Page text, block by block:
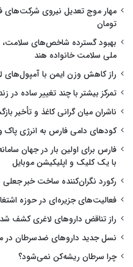
تومان
بهبود گسترده شاخص‌های سلامت،
ملی سلامت خانواده هند
راز کاهش وزن ایمن با آمپول‌های
تمرکز بیشتر با چند تغییر ساده در
ناشران میان گرانی کاغذ و تأخیر
کودهای دامی فارس به انرژی پاک
فارس برای اولین بار در جهان
با یک کلیک و اپلیکیشن موبایل
رکورد نگران‌کننده ساخت خبر
فعالیت‌های جزیره‌ای در حوزه
راز تناقض داروهای لاغری کشف شد
نسل جدید داروهای ضدسرطان در
چرا سرطان ریشه‌کن نمی‌شود؟